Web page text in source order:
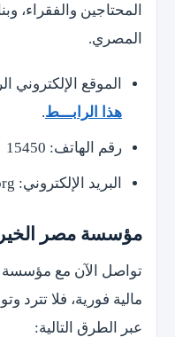
المحتاجين والفقراء،
المصري.
الموقع
هذا الرابـــط.
رقم الهاتف: 15450
البريد الإلكتروني: contact_us@resala.org
مؤسسة مصر الخير
تواصل الآن مع
مالية فورية، فلا
عبر الطرق التالية: